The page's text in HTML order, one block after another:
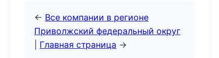
← Все компании в регионе
Приволжский федеральный округ
Главная страница →